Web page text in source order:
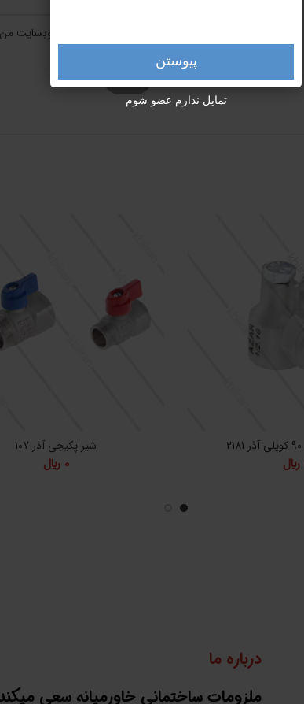
ذخیره نام، ایمیل و وبسایت
﷼
شیر پکیجی آذر 107
0 ﷼
درباره ما
ملزومات ساختمانی خاورمیانه سعی
پیوستن
تمایل ندارم عضو شوم